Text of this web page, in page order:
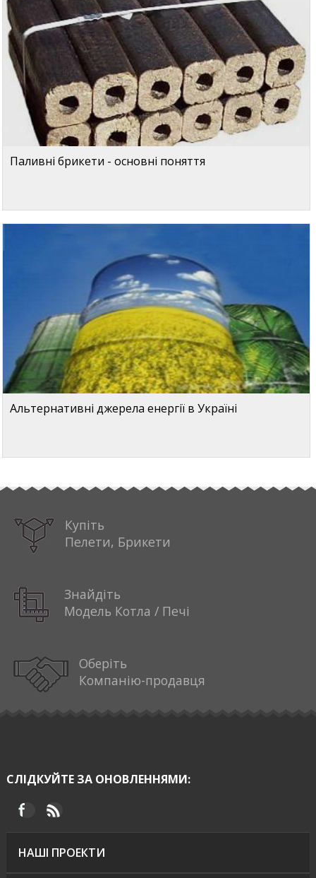
Паливні брикети - основні поняття
Альтернативні джерела енергії в Україні
Купіть
Пелети, Брикети
Знайдіть
Модель Котла / Печі
Оберіть
Компанію-продавця
СЛІДКУЙТЕ ЗА ОНОВЛЕННЯМИ:
НАШІ ПРОЕКТИ